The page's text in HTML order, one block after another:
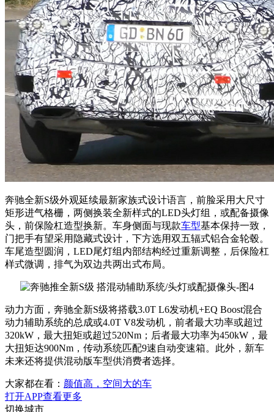
奔驰全新S级外观延续最新家族式设计语言，前脸采用大尺寸
矩形进气格栅，两侧换装全新样式的LED头灯组，或配备摄像
头，前保险杠造型换新。车身侧面与现款车型基本保持一致，
门把手有望采用隐藏式设计，下方选用双五辐式铝合金轮毂。
车尾造型圆润，LED尾灯组内部结构经过重新调整，后保险杠
样式微调，排气为双边共两出式布局。
动力方面，奔驰全新S级将搭载3.0T L6发动机+EQ Boost混合
动力辅助系统的总成或4.0T V8发动机，前者最大功率或超过
320kW，最大扭矩或超过520Nm；后者最大功率为450kW，最
大扭矩达900Nm，传动系统匹配9速自动变速箱。此外，新车
未来还将提供混动版车型供消费者选择。
大家都在看： 颜值高，空间大的车
打开APP查看更多
切换城市